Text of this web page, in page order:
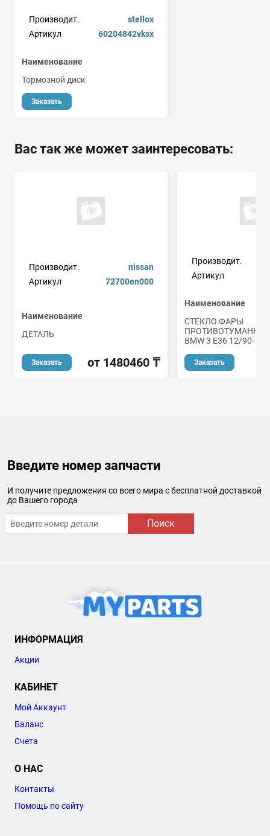
Производит.
stellox
Артикул
60204842vksx
Наименование
Тормозной диск
Заказать
Вас так же может заинтересовать:
Производит.
nissan
Артикул
72700en000
Наименование
ДЕТАЛЬ
Заказать от 1480460 ₸
Производит.
Артикул
Наименование
СТЕКЛО ФАРЫ
BMW 3 E36 12/90-
Заказать
Введите номер запчасти
И получите предложения со всего мира с бесплатной доставкой
до Вашего города
Поиск
ИНФОРМАЦИЯ
Акции
КАБИНЕТ
Мой Аккаунт
Баланс
Счета
О НАС
Контакты
Помощь по сайту